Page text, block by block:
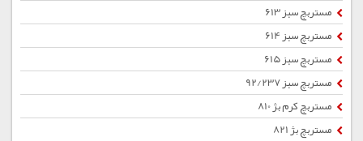
مستربچ سبز 613
مستربچ سبز 614
مستربچ سبز 615
مستربچ سبز 92/237
مستربچ کرم بژ 810
مستربچ بژ 821